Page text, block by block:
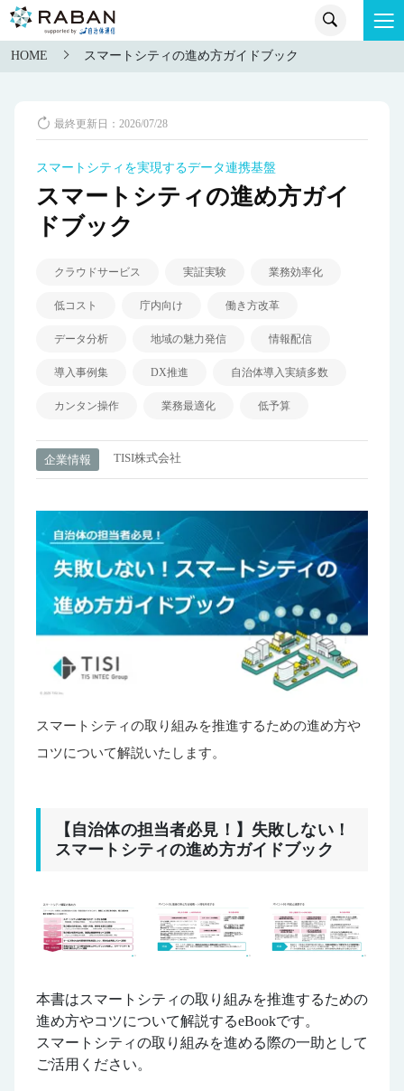
HOME スマートシティの進め方ガイドブック
最終更新日：2026/07/28
スマートシティを実現するデータ連携基盤
スマートシティの進め方ガイ
ドブック
クラウドサービス 実証実験 業務効率化
低コスト 庁内向け 働き方改革
データ分析 地域の魅力発信 情報配信
導入事例集 DX推進 自治体導入実績多数
カンタン操作 業務最適化 低予算
企業情報 TISI株式会社
スマートシティの取り組みを推進するための進め方や
コツについて解説いたします。
【自治体の担当者必見！】失敗しない！
スマートシティの進め方ガイドブック
本書はスマートシティの取り組みを推進するための
進め方やコツについて解説するeBookです。
スマートシティの取り組みを進める際の⼀助として
ご活用ください。